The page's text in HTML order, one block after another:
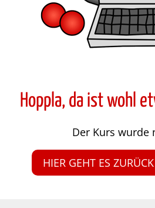
Hoppla, da ist wohl
Der Kurs wurde
HIER GEHT ES